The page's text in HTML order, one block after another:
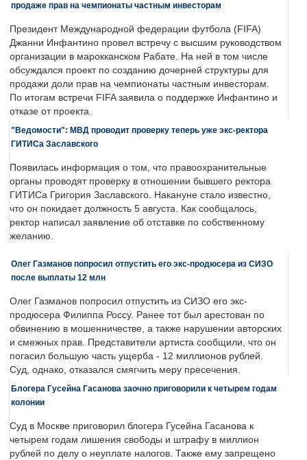
продаже прав на чемпионаты частным инвесторам
Президент Международной федерации футбола (FIFA)
Джанни Инфантино провел встречу с высшим руководством
организации в марокканском Рабате. На ней в том числе
обсуждался проект по созданию дочерней структуры для
продажи доли прав на чемпионаты частным инвесторам.
По итогам встречи FIFA заявила о поддержке Инфантино и
отказе от проекта.
"Ведомости": МВД проводит проверку теперь уже экс-ректора
ГИТИСа Заславского
Появилась информация о том, что правоохранительные
органы проводят проверку в отношении бывшего ректора
ГИТИСа Григория Заславского. Накануне стало известно,
что он покидает должность 5 августа. Как сообщалось,
ректор написал заявление об отставке по собственному
желанию.
Олег Газманов попросил отпустить его экс-продюсера из СИЗО
после выплаты 12 млн
Олег Газманов попросил отпустить из СИЗО его экс-
продюсера Филиппа Россу. Ранее тот был арестован по
обвинению в мошенничестве, а также нарушении авторских
и смежных прав. Представители артиста сообщили, что он
погасил большую часть ущерба - 12 миллионов рублей.
Суд, однако, отказался смягчить меру пресечения.
Блогера Гусейна Гасанова заочно приговорили к четырем годам
колонии
Суд в Москве приговорил блогера Гусейна Гасанова к
четырем годам лишения свободы и штрафу в миллион
рублей по делу о неуплате налогов. Также ему запрещено